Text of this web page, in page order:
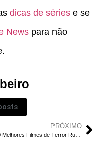
dicas de séries e se
News para não
PRÓXIMO
10 Melhores Filmes de Terror Rural dos Anos 2010 Que Você Precisa Assistir